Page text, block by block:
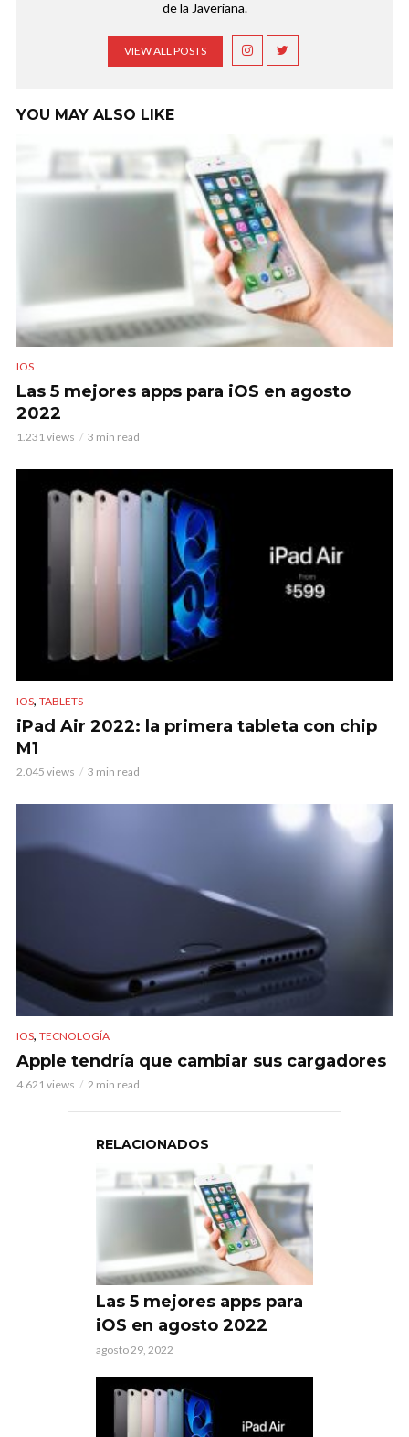
de la Javeriana.
VIEW ALL POSTS
YOU MAY ALSO LIKE
IOS
Las 5 mejores apps para iOS en agosto
2022
1.231 views 3 min read
IOS, TABLETS
iPad Air 2022: la primera tableta con chip
M1
2.045 views 3 min read
IOS, TECNOLOGÍA
Apple tendría que cambiar sus cargadores
4.621 views 2 min read
RELACIONADOS
Las 5 mejores apps para
iOS en agosto 2022
agosto 29, 2022